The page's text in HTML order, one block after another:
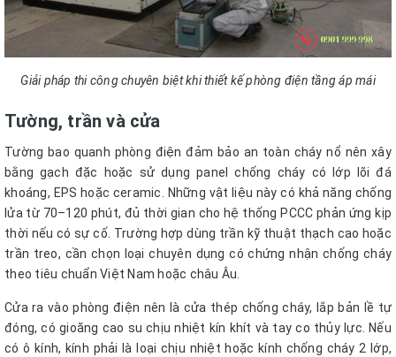
Giải pháp thi công chuyên biệt khi thiết kế phòng điện tầng áp mái
Tường, trần và cửa
Tường bao quanh phòng điện đảm bảo an toàn cháy nổ nên xây
bằng gạch đặc hoặc sử dụng panel chống cháy có lớp lõi đá
khoáng, EPS hoặc ceramic. Những vật liệu này có khả năng chống
lửa từ 70–120 phút, đủ thời gian cho hệ thống PCCC phản ứng kịp
thời nếu có sự cố. Trường hợp dùng trần kỹ thuật thạch cao hoặc
trần treo, cần chọn loại chuyên dụng có chứng nhận chống cháy
theo tiêu chuẩn Việt Nam hoặc châu Âu.
Cửa ra vào phòng điện nên là cửa thép chống cháy, lắp bản lề tự
đóng, có gioăng cao su chịu nhiệt kín khít và tay co thủy lực. Nếu
có ô kính, kính phải là loại chịu nhiệt hoặc kính chống cháy 2 lớp,